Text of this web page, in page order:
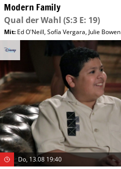
Modern Family
Qual der Wahl (S:3 E: 19)
Mit: Ed O'Neill,Sofía Vergara, Julie Bowen
Do, 13.08 19:40